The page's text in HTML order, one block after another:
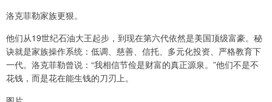
洛克菲勒家族更狠。
他们从19世纪石油大王起步，到现在第六代依然是美国顶级富豪。秘
诀就是家族操作系统：低调、慈善、信托、多元化投资、严格教育下
一代。洛克菲勒曾说：“我相信节俭是财富的真正源泉。”他们不是不
花钱，而是花在能生钱的刀刃上。